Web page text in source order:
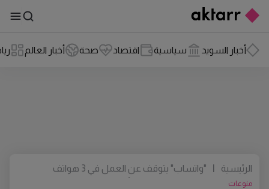
أخبار السويد سياسية اقتصاد صحة أخبار العالم
منوعات
الرئيسية |
"واتساب" يتوقف عن العمل في 3 هواتف